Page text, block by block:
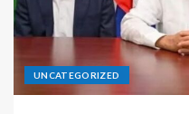
UNCATEGORIZED